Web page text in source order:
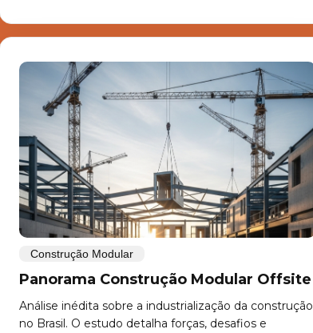
Construção Modular
Panorama Construção Modular Offsite
Análise inédita sobre a industrialização da construção
no Brasil. O estudo detalha forças, desafios e